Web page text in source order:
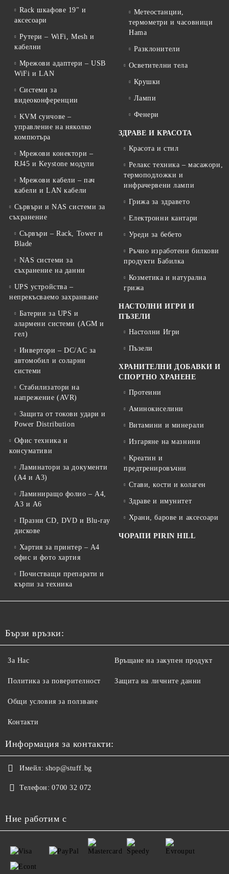
Rack шкафове 19" и
аксесоари
Рутери – WiFi, Mesh и
кабелни
Мрежови адаптери – USB
WiFi и LAN
Системи за
видеоконференции
KVM суичове –
управление на няколко
компютъра
Мрежови конектори –
RJ45 и Keystone модули
Мрежови кабели – пач
кабели и LAN кабели
Сървъри и NAS системи за
съхранение
Сървъри – Rack, Tower и
Blade
NAS системи за
съхранение на данни
UPS устройства –
непрекъсваемо захранване
Батерии за UPS и
алармени системи (AGM и
гел)
Инвертори – DC/AC за
автомобил и соларни
системи
Стабилизатори на
напрежение (AVR)
Защита от токови удари и
Power Distribution
Офис техника и
консумативи
Ламинатори за документи
(A4 и A3)
Ламиниращо фолио – A4,
A3 и A6
Празни CD, DVD и Blu-ray
дискове
Хартия за принтер – A4
офис и фото хартия
Почистващи препарати и
кърпи за техника
Метеостанции,
термометри и часовници
Hama
Разклонители
Осветителни тела
Крушки
Лампи
Фенери
ЗДРАВЕ И КРАСОТА
Красота и стил
Релакс техника – масажори,
термоподложки и
инфрачервени лампи
Грижа за здравето
Електронни кантари
Уреди за бебето
Ръчно изработени билкови
продукти Бабилка
Козметика и натурална
грижа
НАСТОЛНИ ИГРИ И
ПЪЗЕЛИ
Настолни Игри
Пъзели
ХРАНИТЕЛНИ ДОБАВКИ И
СПОРТНО ХРАНЕНЕ
Протеини
Аминокиселини
Витамини и минерали
Изгаряне на мазнини
Креатин и
предтренировъчни
Стави, кости и колаген
Здраве и имунитет
Храни, барове и аксесоари
ЧОРАПИ PIRIN HILL
Бързи връзки:
За Нас
Политика за поверителност
Общи условия за ползване
Контакти
Връщане на закупен продукт
Защита на личните данни
Информация за контакти:
Имейл: shop@stuff.bg
Телефон: 0700 32 072
Ние работим с